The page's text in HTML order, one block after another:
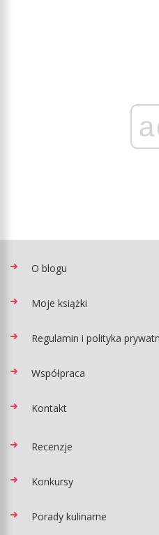
O blogu
Moje książki
Regulamin i polityka
Współpraca
Kontakt
Recenzje
Konkursy
Porady kulinarne